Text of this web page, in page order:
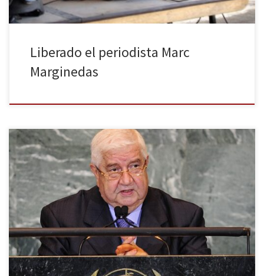
Liberado el periodista Marc
Marginedas
El pasado martes 22 de enero comenzó en Montreux, Suiza, la
segunda cumbre de paz internacional sobre Siria bautizada como
Ginebra II. La convención reunió a representantes del gobierno y
de la oposición siria, a 39 países, la ONU y la Liga Árabe. El
principal resultado de la cita ha […]